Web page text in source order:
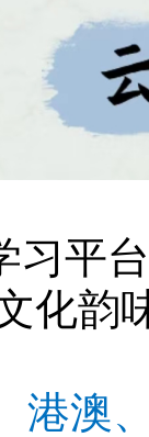
习平
化韵
港澳